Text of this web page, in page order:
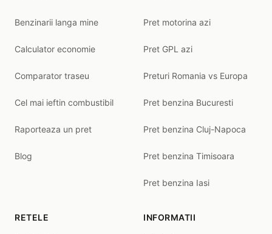
Benzinarii langa mine
Calculator economie
Comparator traseu
Cel mai ieftin combustibil
Raporteaza un pret
Blog
Pret motorina azi
Pret GPL azi
Preturi Romania vs Europa
Pret benzina Bucuresti
Pret benzina Cluj-Napoca
Pret benzina Timisoara
Pret benzina Iasi
RETELE INFORMATII